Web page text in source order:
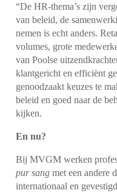
“De HR-thema’s zijn
van beleid, de
nemen is echt anders.
volumes, grote
van Poolse
klantgericht en efficiënt
genoodzaakt keuzes te
beleid en goed naar de
kijken.
En nu?
Bij MVGM werken
pur sangmet een andere
internationaal en